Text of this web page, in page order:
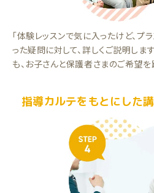
「体験レッスンで気に入ったけど、プ
った疑問に対して、詳しくご説明しま
も、お子さんと保護者さまのご希望を
指導カルテをもとにした